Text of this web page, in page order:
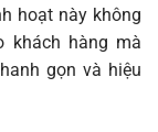
hoạt này không
khách hàng mà
gọn và hiệu